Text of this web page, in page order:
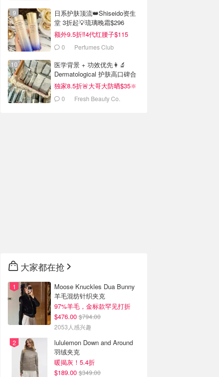
日系护肤顶流👑Shiseido资生
堂 3折起💡琉璃晚霜$296
额外9.5折‼️4代红腰子$115
0 Perfumes Club
医学背景 + 功效优先👩‍🔬
Dermatological 护肤高口碑合
集
独家8.5折🚨大哥大防晒$35🔆
0 Fresh Beauty Co.
大家都在抢
Moose Knuckles Dua Bunny
羊毛混纺针织夹克
97%羊毛，金标款罕见打折
$476.00 $794.00
2053人感兴趣
lululemon Down and Around
羽绒夹克
暖揭灰！5.4折
$189.00 $349.00